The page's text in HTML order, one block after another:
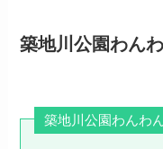
築地川公園わん
築地川公園わんわ